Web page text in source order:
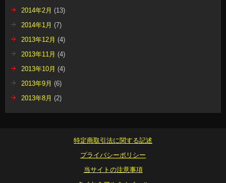
2014年2月 (13)
2014年1月 (7)
2013年12月 (4)
2013年11月 (4)
2013年10月 (4)
2013年9月 (6)
2013年8月 (2)
特定商取引法に関する記述
プライバシーポリシー
当サイトの注意事項